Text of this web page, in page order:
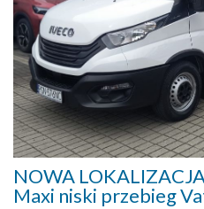
NOWA
Maxi niski przebieg